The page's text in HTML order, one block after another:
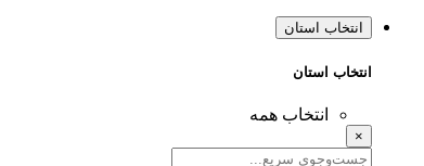
انتخاب استان
انتخاب استان
انتخاب همه
×